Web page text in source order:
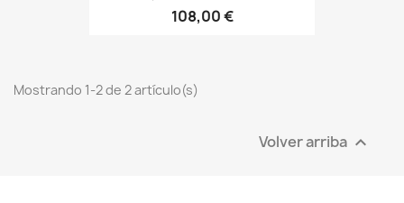
108,00 €
Mostrando 1-2 de 2 artículo(s)
Volver arriba 